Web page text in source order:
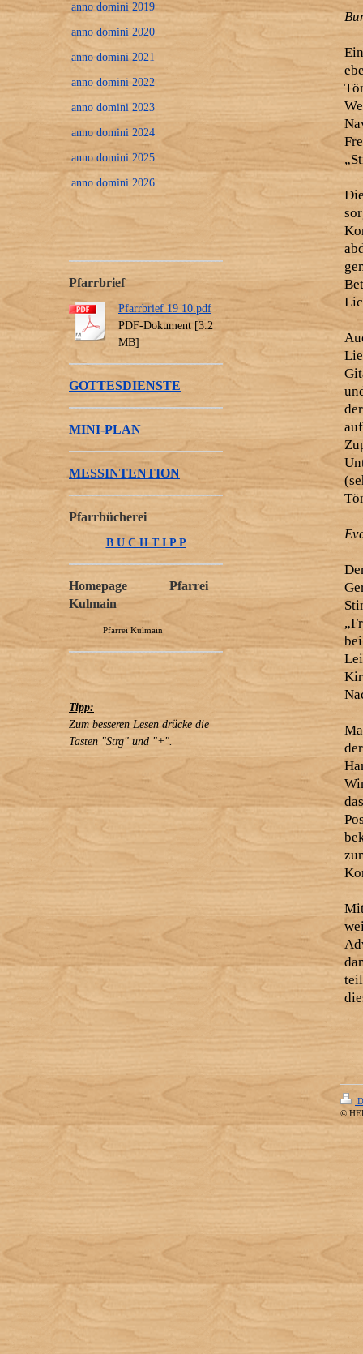
anno domini 2019
anno domini 2020
anno domini 2021
anno domini 2022
anno domini 2023
anno domini 2024
anno domini 2025
anno domini 2026
Pfarrbrief
Pfarrbrief 19 10.pdf
PDF-Dokument [3.2
MB]
GOTTESDIENSTE
MINI-PLAN
MESSINTENTION
Pfarrbücherei
B U C H T I P P
Homepage Pfarrei
Kulmain
Pfarrei Kulmain
Tipp:
Zum besseren Lesen drücke die
Tasten "Strg" und "+".
©